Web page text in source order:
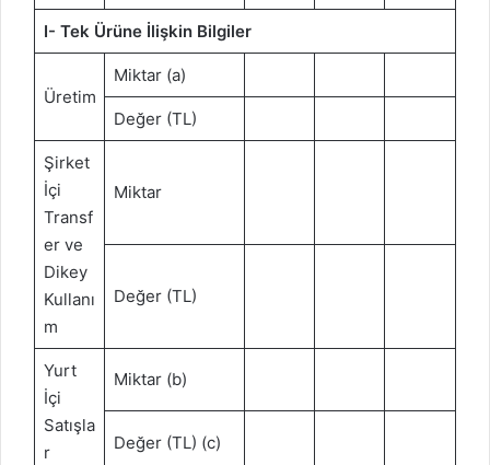
I- Tek Ürüne İlişkin Bilgiler
Üretim
Miktar (a)
Değer (TL)
Şirket
İçi
Transf
er ve
Dikey
Kullanı
m
Miktar
Değer (TL)
Yurt
İçi
Satışla
r
Miktar (b)
Değer (TL) (c)